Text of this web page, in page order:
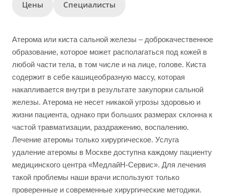
Цены Специалисты
Атерома или киста сальной железы – доброкачественное
образование, которое может располагаться под кожей в
любой части тела, в том числе и на лице, голове. Киста
содержит в себе кашицеобразную массу, которая
накапливается внутри в результате закупорки сальной
железы. Атерома не несет никакой угрозы здоровью и
жизни пациента, однако при больших размерах склонна к
частой травматизации, раздражению, воспалению.
Лечение атеромы только хирургическое. Услуга
удаление атеромы в Москве доступна каждому пациенту
медицинского центра «МедлайН-Сервис». Для лечения
такой проблемы наши врачи используют только
проверенные и современные хирургические методики.